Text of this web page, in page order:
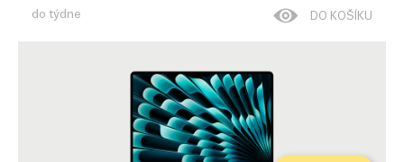
do týdne DO KOŠÍKU